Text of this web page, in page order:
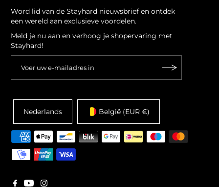
Word lid van de Stayhard nieuwsbrief en ontdek
een wereld aan exclusieve voordelen.
Meld je nu aan en verhoog je shopervaring met
Stayhard!
Nederlands België (EUR €)